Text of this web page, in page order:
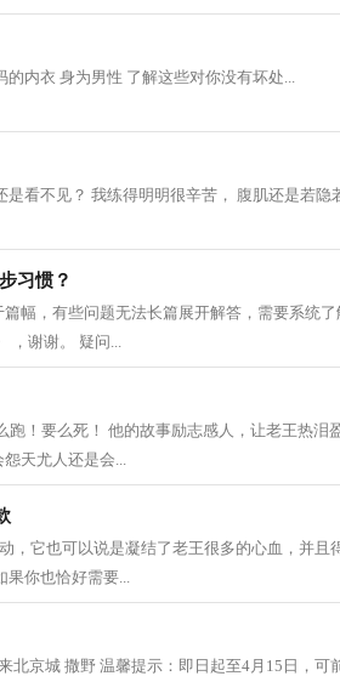
内衣 身为男性 了解这些对你没有坏处...
看不见？ 我练得明明很辛苦， 腹肌还是若隐
习惯？
幅，有些问题无法长篇展开解答，需要系统
，谢谢。 疑问...
跑！要么死！ 他的故事励志感人，让老王热泪
天尤人还是会...
，它也可以说是凝结了老王很多的心血，并且
果你也恰好需要...
北京城 撒野 温馨提示：即日起至4月15日，可